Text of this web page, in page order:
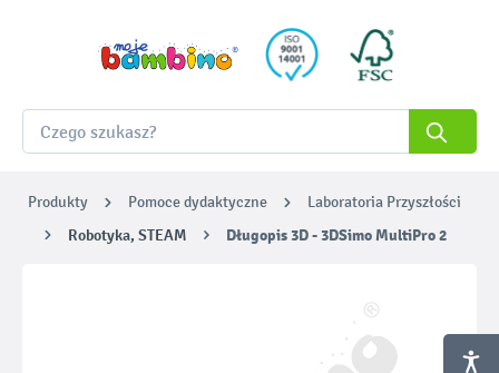
Produkty Pomoce dydaktyczne Laboratoria Przyszłości
Robotyka, STEAM Długopis 3D - 3DSimo MultiPro 2